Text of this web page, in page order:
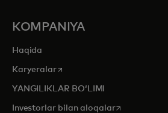
KOMPANIYA
Haqida
Karyeralaropens in a new tab
YANGILIKLAR BOʻLIMI
Investorlar bilan aloqalaropens in a